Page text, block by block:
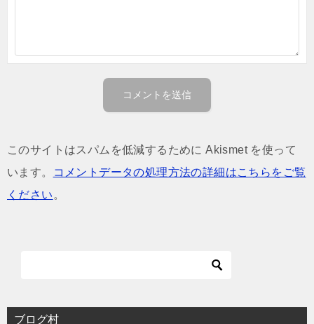
このサイトはスパムを低減するために Akismet を使って
います。
コメントデータの処理方法の詳細はこちらをご覧
ください。
ブログ村